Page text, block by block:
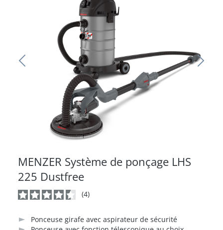
MENZER Système de ponçage LHS
225 Dustfree
(4)
Ponceuse girafe avec aspirateur de sécurité